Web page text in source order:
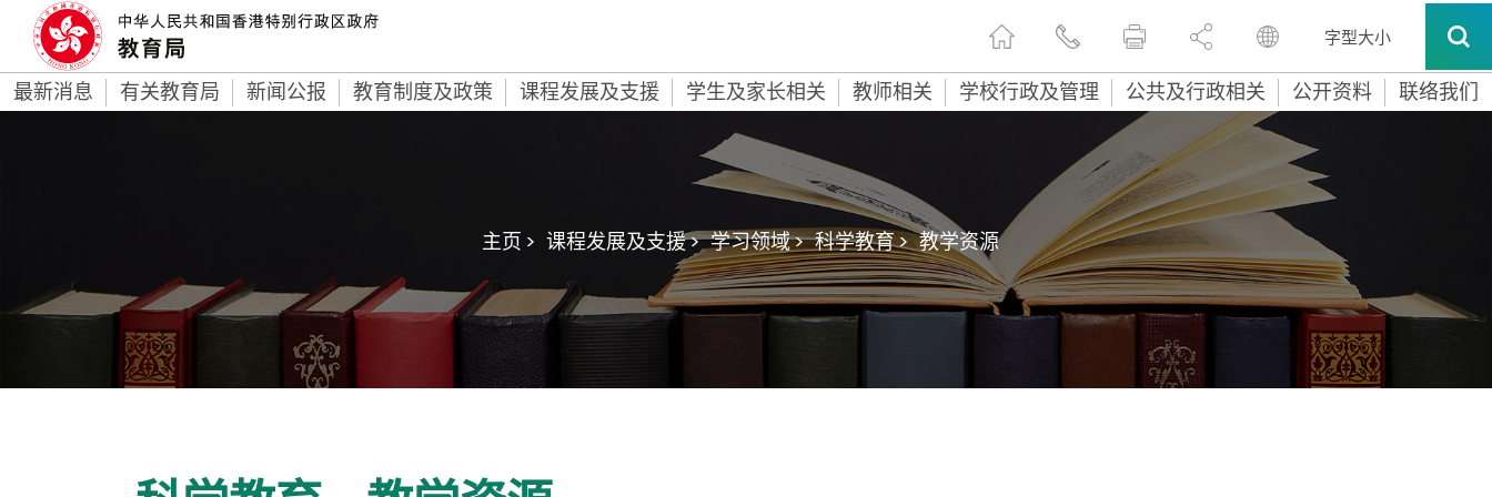
字型大小
最新消息 有关教育局 新闻公报 教育制度及政策 课程发展及支援 学生及家长相关 教师相关 学校行政及管理 公共及行政相关 公开资料 联络我们
主页 > 课程发展及支援 > 学习领域 > 科学教育 > 教学资源